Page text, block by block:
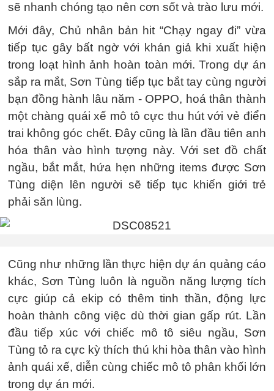
sẽ nhanh chóng tạo nên cơn sốt và trào lưu mới.
Mới đây, Chủ nhân bản hit “Chạy ngay đi” vừa
tiếp tục gây bất ngờ với khán giả khi xuất hiện
trong loạt hình ảnh hoàn toàn mới. Trong dự án
sắp ra mắt, Sơn Tùng tiếp tục bắt tay cùng người
bạn đồng hành lâu năm - OPPO, hoá thân thành
một chàng quái xế mô tô cực thu hút với vẻ điển
trai không góc chết. Đây cũng là lần đầu tiên anh
hóa thân vào hình tượng này. Với set đồ chất
ngầu, bắt mắt, hứa hẹn những items được Sơn
Tùng diện lên người sẽ tiếp tục khiến giới trẻ
phải săn lùng.
Cũng như những lần thực hiện dự án quảng cáo
khác, Sơn Tùng luôn là nguồn năng lượng tích
cực giúp cả ekip có thêm tinh thần, động lực
hoàn thành công việc dù thời gian gấp rút. Lần
đầu tiếp xúc với chiếc mô tô siêu ngầu, Sơn
Tùng tỏ ra cực kỳ thích thú khi hòa thân vào hình
ảnh quái xế, diễn cùng chiếc mô tô phân khối lớn
trong dự án mới.